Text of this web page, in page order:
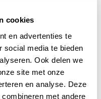
cookies
en advertenties te
social media te bieden
Ook delen we
site met onze
en analyse. Deze
met andere
hoogtepunten: historisch
Teutoburgerwald,